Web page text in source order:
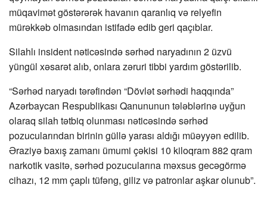
müqavimət göstərərək havanın qaranlıq və relyefin
mürəkkəb olmasından istifadə edib geri qaçıblar.
Silahlı insident nəticəsində sərhəd naryadının 2 üzvü
yüngül xəsarət alıb, onlara zəruri tibbi yardım göstərilib.
“Sərhəd naryadı tərəfindən “Dövlət sərhədi haqqında”
Azərbaycan Respublikası Qanununun tələblərinə uyğun
olaraq silah tətbiq olunması nəticəsində sərhəd
pozucularından birinin güllə yarası aldığı müəyyən edilib.
Əraziyə baxış zamanı ümumi çəkisi 10 kiloqram 882 qram
narkotik vasitə, sərhəd pozucularına məxsus gecəgörmə
cihazı, 12 mm çaplı tüfəng, giliz və patronlar aşkar olunub”.